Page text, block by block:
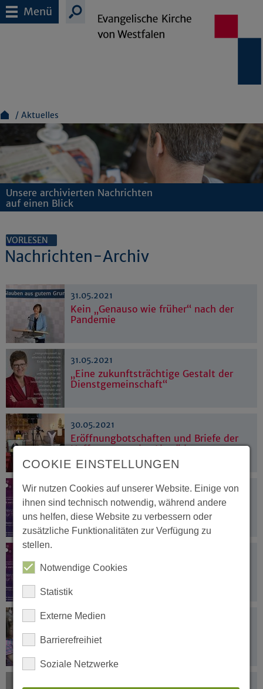
Menü
Aktuelles
Unsere archivierten Nachrichten
auf einen Blick
VORLESEN
Nachrichten-Archiv
31.05.2021
Kein „Genauso wie früher“ nach der
Pandemie
31.05.2021
„Eine zukunftsträchtige Gestalt der
Dienstgemeinschaft“
30.05.2021
Eröffnungbotschaften und Briefe der
Hoffnung aus der Altstädter
Nicolaikirche
30.05.2021
"Wir wollen zeigen, was wir lieben"
Mission heute – Herausforderungen
28.05.2021
Instrument des Jahres 2021
COOKIE EINSTELLUNGEN
Wir nutzen Cookies auf unserer Website. Einige von
ihnen sind technisch notwendig, während andere
uns helfen, diese Website zu verbessern oder
zusätzliche Funktionalitäten zur Verfügung zu
stellen.
Notwendige Cookies
Statistik
Externe Medien
Barrierefreihiet
Soziale Netzwerke